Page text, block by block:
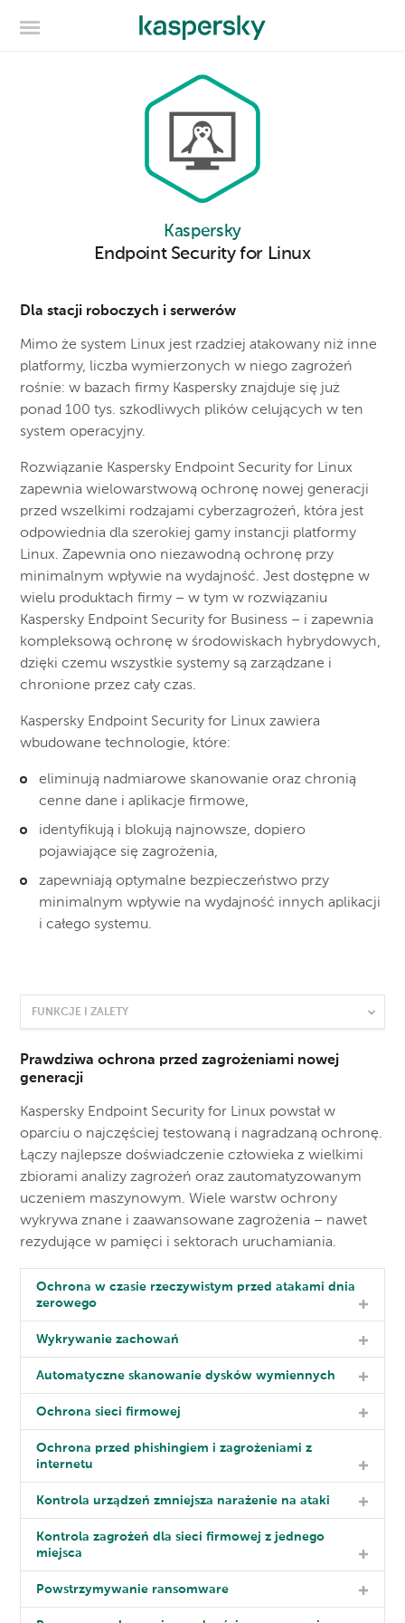
Kaspersky
Endpoint Security for Linux
Dla stacji roboczych i serwerów
Mimo że system Linux jest rzadziej atakowany niż inne
platformy, liczba wymierzonych w niego zagrożeń
rośnie: w bazach firmy Kaspersky znajduje się już
ponad 100 tys. szkodliwych plików celujących w ten
system operacyjny.
Rozwiązanie Kaspersky Endpoint Security for Linux
zapewnia wielowarstwową ochronę nowej generacji
przed wszelkimi rodzajami cyberzagrożeń, która jest
odpowiednia dla szerokiej gamy instancji platformy
Linux. Zapewnia ono niezawodną ochronę przy
minimalnym wpływie na wydajność. Jest dostępne w
wielu produktach firmy – w tym w rozwiązaniu
Kaspersky Endpoint Security for Business – i zapewnia
kompleksową ochronę w środowiskach hybrydowych,
dzięki czemu wszystkie systemy są zarządzane i
chronione przez cały czas.
Kaspersky Endpoint Security for Linux zawiera
wbudowane technologie, które:
eliminują nadmiarowe skanowanie oraz chronią
cenne dane i aplikacje firmowe,
identyfikują i blokują najnowsze, dopiero
pojawiające się zagrożenia,
zapewniają optymalne bezpieczeństwo przy
minimalnym wpływie na wydajność innych aplikacji
i całego systemu.
FUNKCJE I ZALETY
Prawdziwa ochrona przed zagrożeniami nowej
generacji
Kaspersky Endpoint Security for Linux powstał w
oparciu o najczęściej testowaną i nagradzaną ochronę.
Łączy najlepsze doświadczenie człowieka z wielkimi
zbiorami analizy zagrożeń oraz zautomatyzowanym
uczeniem maszynowym. Wiele warstw ochrony
wykrywa znane i zaawansowane zagrożenia – nawet
rezydujące w pamięci i sektorach uruchamiania.
Ochrona w czasie rzeczywistym przed atakami dnia
zerowego
Wykrywanie zachowań
Automatyczne skanowanie dysków wymiennych
Ochrona sieci firmowej
Ochrona przed phishingiem i zagrożeniami z
internetu
Kontrola urządzeń zmniejsza narażenie na ataki
Kontrola zagrożeń dla sieci firmowej z jednego
miejsca
Powstrzymywanie ransomware